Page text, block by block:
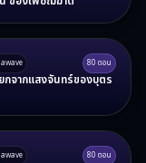
80 ตอน
กจากแสงจันทร์ของบุตร
80 ตอน